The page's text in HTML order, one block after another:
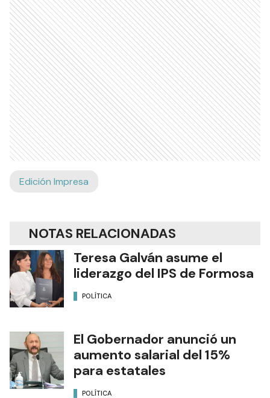
Edición Impresa
NOTAS RELACIONADAS
Teresa Galván asume el
liderazgo del IPS de Formosa
POLÍTICA
El Gobernador anunció un
aumento salarial del 15%
para estatales
POLÍTICA